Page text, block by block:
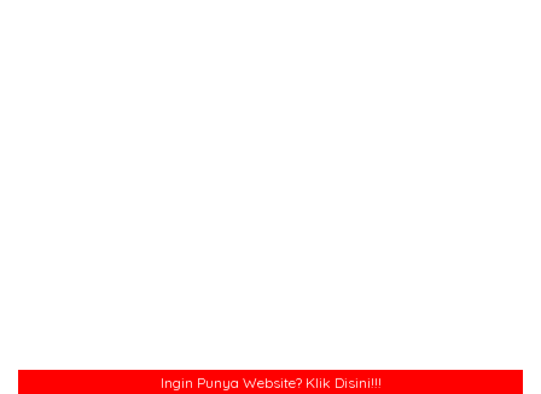
Ingin Punya Website?Klik Disini!!!